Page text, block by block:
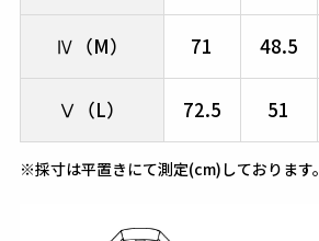
Ⅳ（M） 71 48.5
Ⅴ（L） 72.5 51
※採寸は平置きにて測定(cm)しております。